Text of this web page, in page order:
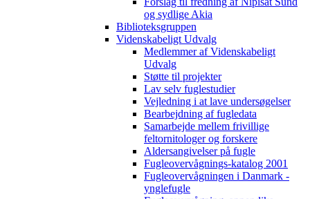
og sydlige Akia
Biblioteksgruppen
Videnskabeligt Udvalg
Medlemmer af Videnskabeligt
Udvalg
Støtte til projekter
Lav selv fuglestudier
Vejledning i at lave undersøgelser
Bearbejdning af fugledata
Samarbejde mellem frivillige
feltornitologer og forskere
Aldersangivelser på fugle
Fugleovervågnings-katalog 2001
Fugleovervågningen i Danmark -
ynglefugle